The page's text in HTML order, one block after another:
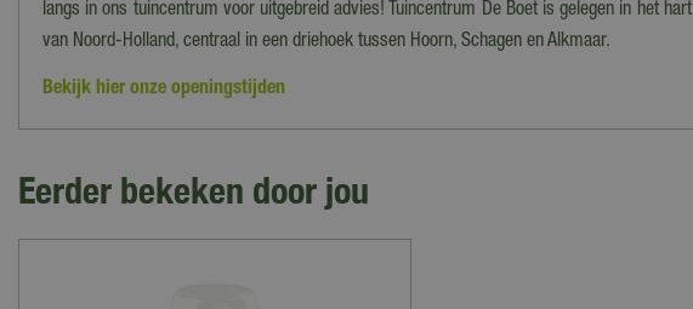
langs in ons tuincentrum voor uitgebreid advies! Tuincentrum De Boet is gelegen in het hart
van Noord-Holland, centraal in een driehoek tussen Hoorn, Schagen en Alkmaar.
Bekijk hier onze openingstijden
Eerder bekeken door jou